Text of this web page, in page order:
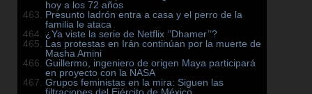
hoy a los 72 años
Presunto ladrón entra a casa y el perro de la
familia le ataca
¿Ya viste la serie de Netflix ‘’Dhamer’’?
Las protestas en Irán continúan por la muerte de
Masha Amini
Guillermo, ingeniero de origen Maya participará
en proyecto con la NASA
Grupos feministas en la mira: Siguen las